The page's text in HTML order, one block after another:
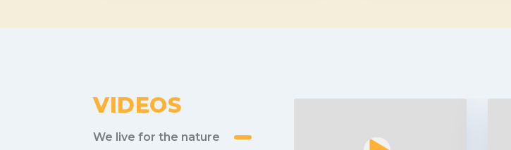
VIDEOS
We live for the nature